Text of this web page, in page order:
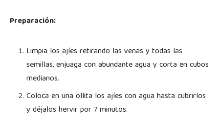
Preparación:
Limpia los ajíes retirando las venas y todas las
semillas, enjuaga con abundante agua y corta en cubos
medianos.
Coloca en una ollita los ajíes con agua hasta cubrirlos
y déjalos hervir por 7 minutos.